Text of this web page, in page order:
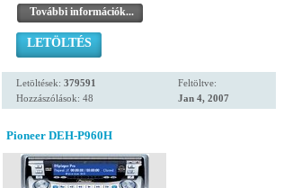
További információk...
LETÖLTÉS
Letöltések: 379591
Hozzászólások: 48
Feltöltve:
Jan 4, 2007
Pioneer DEH-P960H